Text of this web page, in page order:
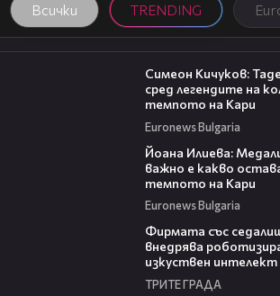
Всички TRENDING
11:23
Симеон Кичуков:
сред легендите на
темпото на Кари
Euronews Bulgaria
Йоана Илиева:
важно е какво
темпото на Кари
Euronews Bulgaria
Фирмата със
внедрява
изкуствен интелект
ТРИТЕ ГРАДА